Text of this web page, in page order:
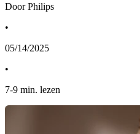
Door Philips
•
05/14/2025
•
7-9 min. lezen